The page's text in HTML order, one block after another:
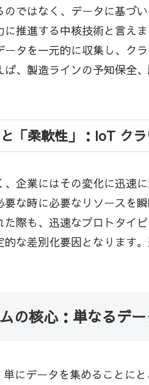
ではなく、データに基づ
推進する中核技術と言え
タを一元的に収集し、ク
、製造ラインの予知保全
「柔軟性」：IoT ク
企業にはその変化に迅速
な時に必要なリソースを
際も、迅速なプロトタイ
な差別化要因となります
の核心：単なるデ
にデータを集めることに